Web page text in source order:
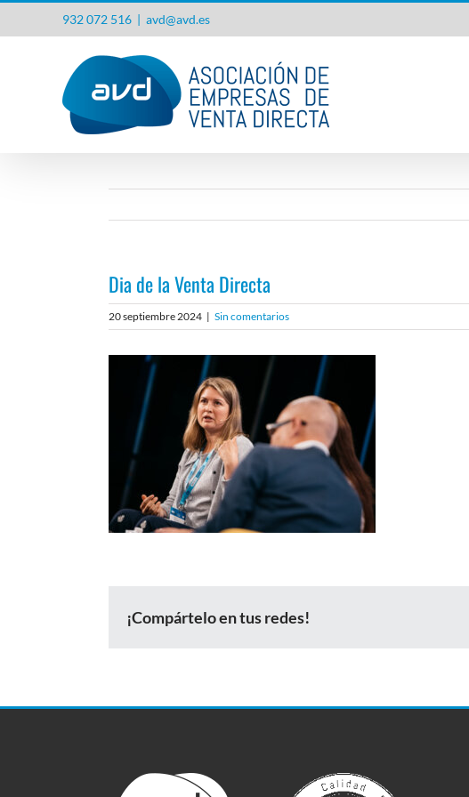
932 072 516 | avd@avd.es
Dia de la Venta Directa
20 septiembre 2024 | Sin comentarios
¡Compártelo en tus redes!